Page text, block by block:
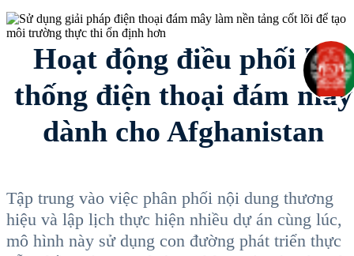
Hoạt động điều phối hệ
thống điện thoại đám mây
dành cho Afghanistan
Tập trung vào việc phân phối nội dung thương
hiệu và lập lịch thực hiện nhiều dự án cùng lúc,
mô hình này sử dụng con đường phát triển thực